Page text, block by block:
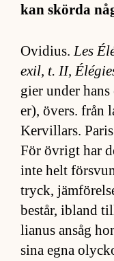
kan skörda
Ovi­di­us.Les
ex­il, t. II,
gier un­der
er), övers. från
Kervil­lars.
För öv­rigt har
inte helt
tryck,
be­står, ibland
li­a­nus an­såg
sina egna